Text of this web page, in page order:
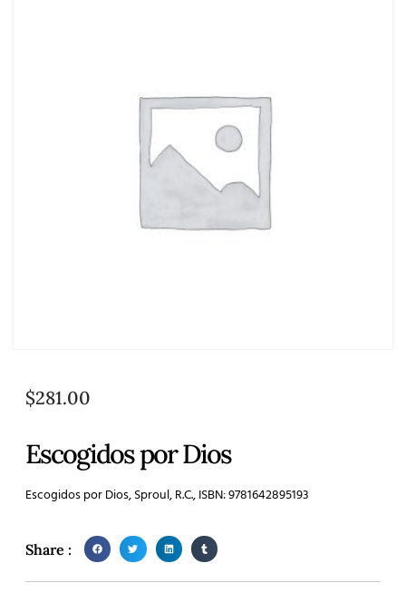
$281.00
Escogidos por Dios
Escogidos por Dios, Sproul, R.C., ISBN: 9781642895193
Share :